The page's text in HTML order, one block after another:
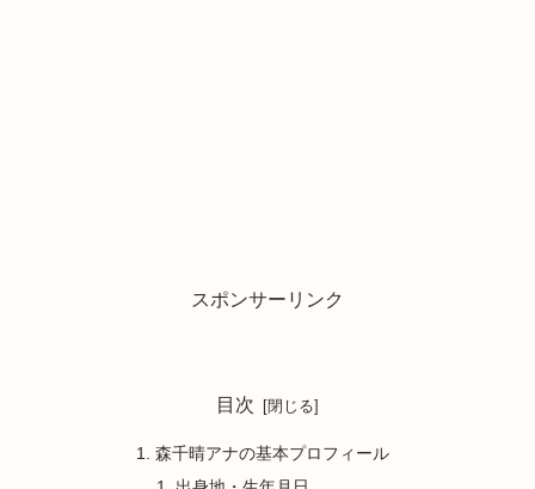
スポンサーリンク
目次
森千晴アナの基本プロフィール